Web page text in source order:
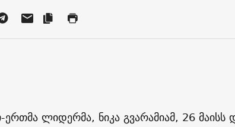
ლიდერმა, ნიკა გვარამიამ, 26 მაისს